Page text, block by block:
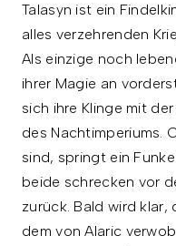
Talasyn ist ein
alles verzehrenden
Als einzige noch
ihrer Magie an
sich ihre Klinge mit
des Nachtimperiums.
sind, springt ein
beide schrecken vor
zurück. Bald wird klar,
dem von Alaric